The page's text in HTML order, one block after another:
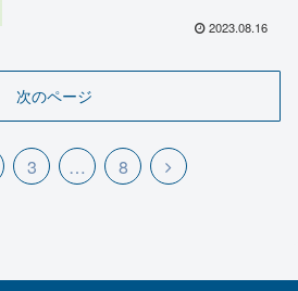
2023.08.16
次のページ
3 … 8
次